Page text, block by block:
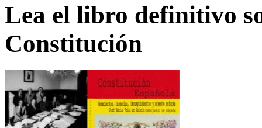
Lea el libro definitivo
Constitución